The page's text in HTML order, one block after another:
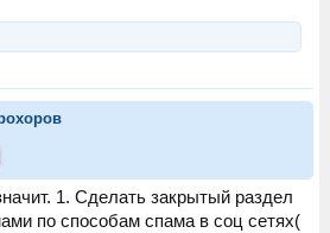
1. Сделать закрытый раздел
по способам спама в соц сетях(